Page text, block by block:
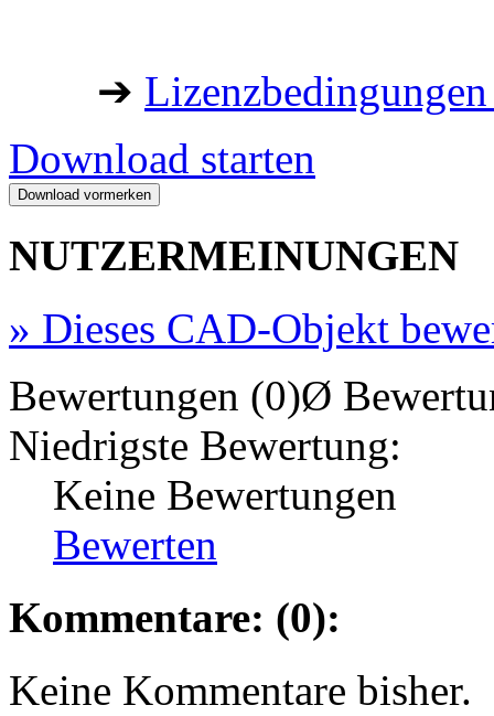
➔
Download starten
NUTZERMEINUNGEN
» Dieses CAD-Objekt
Bewertungen (0)Ø
Niedrigste Bewertung:
Keine Bewertungen
Bewerten
Kommentare: (0):
Keine Kommentare bisher.